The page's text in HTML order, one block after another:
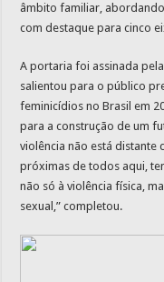
âmbito familiar,
com destaque para cinco
A portaria foi assinada
salientou para o público
feminicídios no Brasil em
para a construção de um
violência não está distante
próximas de todos aqui,
não só à violência física,
sexual,” completou.